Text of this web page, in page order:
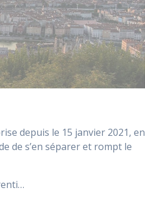
depuis le 15 janvier 2021, en
de s’en séparer et rompt le